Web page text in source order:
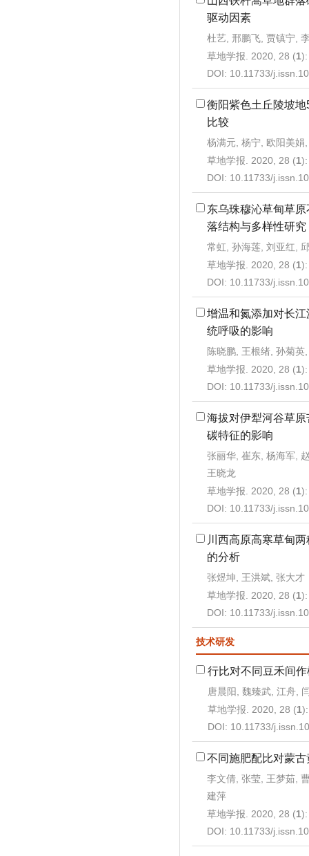
驱动因素
杜艺, 邢鹏飞, 贾镇宁,
草地学报. 2020, 28 (1
DOI: 10.11733/
衡阳紫色土丘陵坡
比较
杨满元, 杨宁, 欧阳美娟
草地学报. 2020, 28 (1
DOI: 10.11733/
东乌珠穆沁草甸草
落结构与多样性研究
常虹, 孙海莲, 刘亚红,
草地学报. 2020, 28 (1
DOI: 10.11733/
增温和氮添加对长
统呼吸的影响
陈晓鹏, 王根绪, 孙菊英
草地学报. 2020, 28 (1
DOI: 10.11733/
海拔对伊犁河谷草
碳特征的影响
张丽华, 崔东, 杨海军,
王晓龙
草地学报. 2020, 28 (1
DOI: 10.11733/
川西高原高寒草甸
的分析
张煜坤, 王洪斌, 张大才
草地学报. 2020, 28 (1
DOI: 10.11733/
技术研发
行比对不同豆禾间
唐晨阳, 魏臻武, 江舟,
草地学报. 2020, 28 (1
DOI: 10.11733/
不同施肥配比对蒙
李文倩, 张莹, 王梦茹,
建萍
草地学报. 2020, 28 (1
DOI: 10.11733/